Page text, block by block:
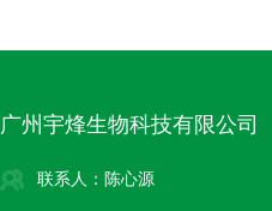
广州宇烽生物科技有限公司
联系人：陈心源